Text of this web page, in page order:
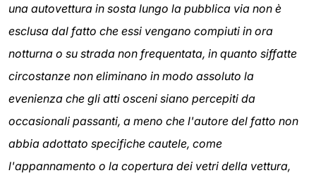
una autovettura in sosta lungo la pubblica via non è
esclusa dal fatto che essi vengano compiuti in ora
notturna o su strada non frequentata, in quanto siffatte
circostanze non eliminano in modo assoluto la
evenienza che gli atti osceni siano percepiti da
occasionali passanti, a meno che l'autore del fatto non
abbia adottato specifiche cautele, come
l'appannamento o la copertura dei vetri della vettura,